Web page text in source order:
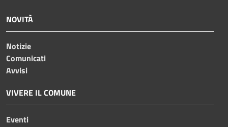
NOVITÀ
Notizie
Comunicati
Avvisi
VIVERE IL COMUNE
Eventi